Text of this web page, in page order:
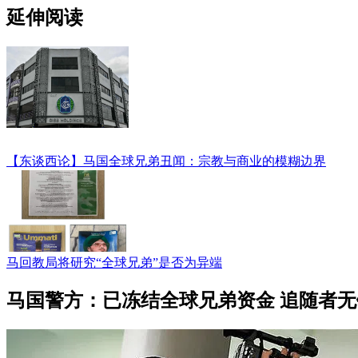
延伸阅读
【东谈西论】马国全球兄弟丑闻：宗教与商业的模糊边界
马回教局将研究“全球兄弟”是否为异端
马国警方：已冻结全球兄弟资金 追随者